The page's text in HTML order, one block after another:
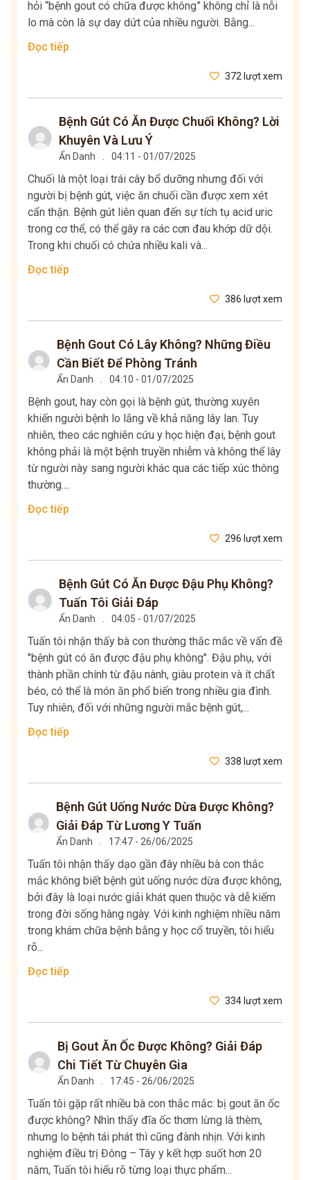
hỏi “bệnh gout có chữa được không” không chỉ là nỗi
lo mà còn là sự day dứt của nhiều người. Bằng...
Đọc tiếp
372 lượt xem
Bệnh Gút Có Ăn Được Chuối Không? Lời
Khuyên Và Lưu Ý
Ẩn Danh 04:11 - 01/07/2025
Chuối là một loại trái cây bổ dưỡng nhưng đối với
người bị bệnh gút, việc ăn chuối cần được xem xét
cẩn thận. Bệnh gút liên quan đến sự tích tụ acid uric
trong cơ thể, có thể gây ra các cơn đau khớp dữ dội.
Trong khi chuối có chứa nhiều kali và...
Đọc tiếp
386 lượt xem
Bệnh Gout Có Lây Không? Những Điều
Cần Biết Để Phòng Tránh
Ẩn Danh 04:10 - 01/07/2025
Bệnh gout, hay còn gọi là bệnh gút, thường xuyên
khiến người bệnh lo lắng về khả năng lây lan. Tuy
nhiên, theo các nghiên cứu y học hiện đại, bệnh gout
không phải là một bệnh truyền nhiễm và không thể lây
từ người này sang người khác qua các tiếp xúc thông
thường....
Đọc tiếp
296 lượt xem
Bệnh Gút Có Ăn Được Đậu Phụ Không?
Tuấn Tôi Giải Đáp
Ẩn Danh 04:05 - 01/07/2025
Tuấn tôi nhận thấy bà con thường thắc mắc về vấn đề
"bệnh gút có ăn được đậu phụ không". Đậu phụ, với
thành phần chính từ đậu nành, giàu protein và ít chất
béo, có thể là món ăn phổ biến trong nhiều gia đình.
Tuy nhiên, đối với những người mắc bệnh gút,...
Đọc tiếp
338 lượt xem
Bệnh Gút Uống Nước Dừa Được Không?
Giải Đáp Từ Lương Y Tuấn
Ẩn Danh 17:47 - 26/06/2025
Tuấn tôi nhận thấy dạo gần đây nhiều bà con thắc
mắc không biết bệnh gút uống nước dừa được không,
bởi đây là loại nước giải khát quen thuộc và dễ kiếm
trong đời sống hàng ngày. Với kinh nghiệm nhiều năm
trong khám chữa bệnh bằng y học cổ truyền, tôi hiểu
rõ...
Đọc tiếp
334 lượt xem
Bị Gout Ăn Ốc Được Không? Giải Đáp
Chi Tiết Từ Chuyên Gia
Ẩn Danh 17:45 - 26/06/2025
Tuấn tôi gặp rất nhiều bà con thắc mắc: bị gout ăn ốc
được không? Nhìn thấy đĩa ốc thơm lừng là thèm,
nhưng lo bệnh tái phát thì cũng đành nhịn. Với kinh
nghiệm điều trị Đông – Tây y kết hợp suốt hơn 20
năm, Tuấn tôi hiểu rõ từng loại thực phẩm...